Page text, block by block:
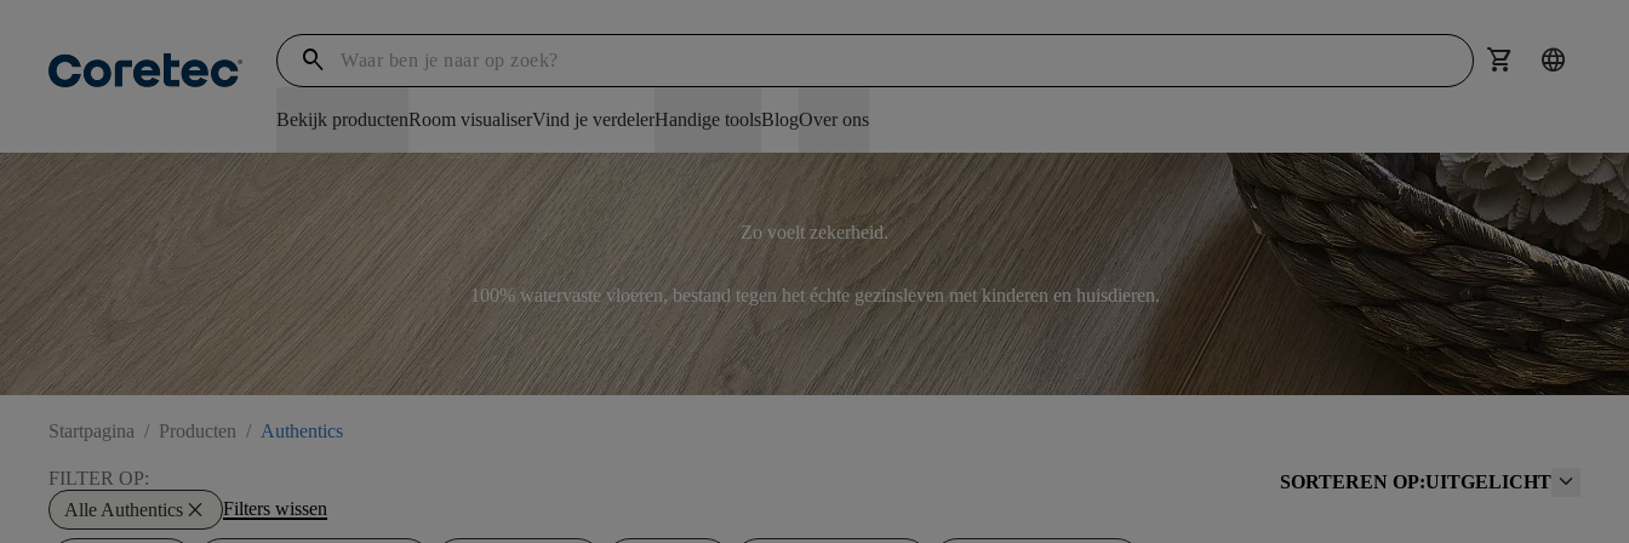
search shopping_cart language
Bekijk productenRoom visualiserVind je verdelerHandige toolsBlogOver ons
Zo voelt zekerheid.
100% watervaste vloeren, bestand tegen het échte gezinsleven met kinderen en huisdieren.
Startpagina / Producten / Authentics
FILTER OP:
Alle Authentics close Filters wissen
SORTEREN OP:UITGELICHT